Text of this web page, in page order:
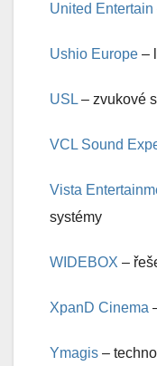
United Entertain
Ushio Europe –
USL – zvukové
VCL Sound
Vista
systémy
WIDEBOX –
XpanD Cinema
Ymagis –